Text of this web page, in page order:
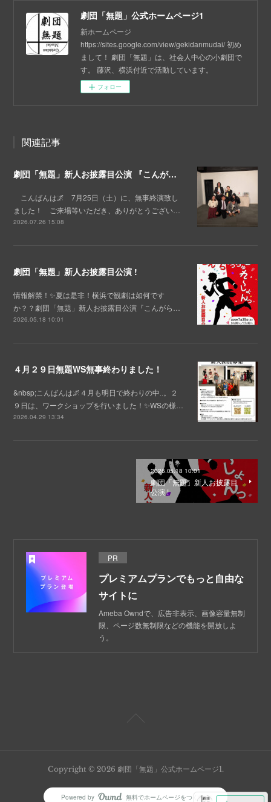
劇団「無題」公式ホームページ1
新ホームページ
https://sites.google.com/view/gekidanmudai/ 初め
まして！ 劇団「無題」は、社会人中心の小劇団で
す。 藤沢、横浜付近で活動しています。
フォロー
関連記事
劇団「無題」新人お披露目公演 『こんがらがっちゅれ～しょんっ』終演！💐
こんばんは🌌 7月25日（土）に、無事終演致し
ました！ ご来場等いただき、ありがとうござい…
2026.07.26 15:08
劇団「無題」新人お披露目公演 !
情報解禁！✨夏は是非！横浜で観劇は如何です
か？？劇団「無題」新人お披露目公演『こんがら…
2026.05.18 10:01
４月２９日無題WS無事終わりました！
&nbsp;こんばんは🌌４月も明日で終わりの中‥。２
９日は、ワークショップを行いました！✨WSの様…
2026.04.29 13:34
2026.05.18 10:01
劇団「無題」新人お披露目
公演 !
PR
プレミアムプランでもっと自由な
サイトに
Ameba Owndで、広告非表示、画像容量無制
限、ページ数無制限などの機能を開放しよ
う。
Copyright © 2026 劇団「無題」公式ホームページ1.
Powered by 無料でホームページをつくろう